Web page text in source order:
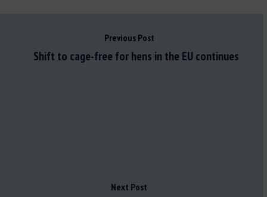
Previous Post
Shift to cage-free for hens in the EU continues
Next Post